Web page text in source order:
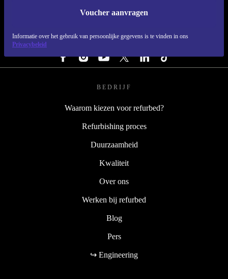
Voucher aanvragen
Informatie over het gebruik van persoonlijke gegevens is te vinden in ons
Privacybeleid
REFURBED NEDERLAND - RETHINK NEW.
VOLG ONS
BEDRIJF
Waarom kiezen voor refurbed?
Refurbishing proces
Duurzaamheid
Kwaliteit
Over ons
Werken bij refurbed
Blog
Pers
↪ Engineering